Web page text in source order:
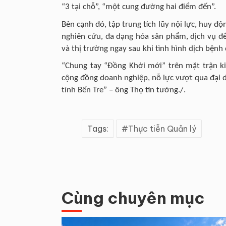
“3 tại chỗ”, “một cung đường hai điểm đến”.
Bên cạnh đó, tập trung tích lũy nội lực, huy
nghiên cứu, đa dạng hóa sản phẩm, dịch vụ
và thị trường ngay sau khi tình hình dịch bệnh
“Chung tay “Đồng Khởi mới” trên mặt trận
cộng đồng doanh nghiệp, nỗ lực vượt qua
tỉnh Bến Tre” – ông Thọ tin tưởng./.
Tags: Thực tiễn Quản lý
Cùng chuyên mục